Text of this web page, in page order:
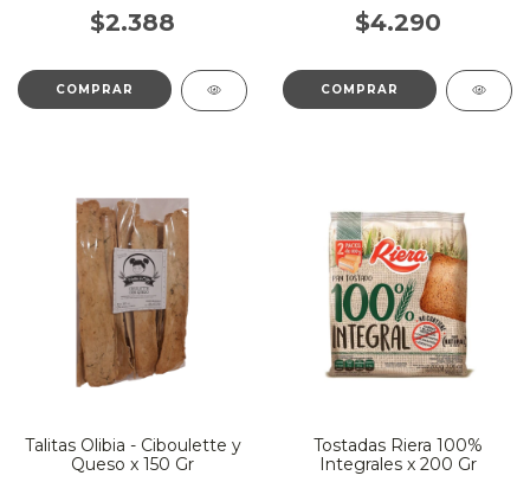
$2.388 $4.290
Talitas Olibia - Ciboulette y
Queso x 150 Gr
Tostadas Riera 100%
Integrales x 200 Gr